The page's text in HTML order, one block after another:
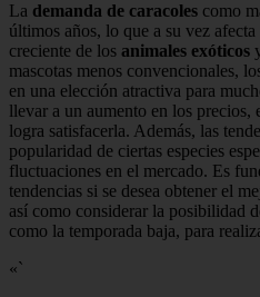
La demanda de caracoles como
últimos años, lo que a su vez
creciente de los animales exóticos
mascotas menos convencionales,
en una elección atractiva para
llevar a un aumento en los precios,
logra satisfacerla. Además, las
popularidad de ciertas especies
fluctuaciones en el mercado. Es
tendencias si se desea obtener el
así como considerar la posibilidad
como la temporada baja, para
«`